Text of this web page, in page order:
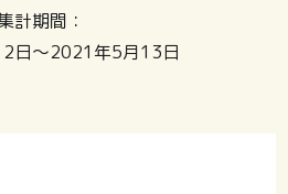
計期間：
日～2021年5月13日